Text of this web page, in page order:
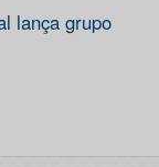
lança grupo